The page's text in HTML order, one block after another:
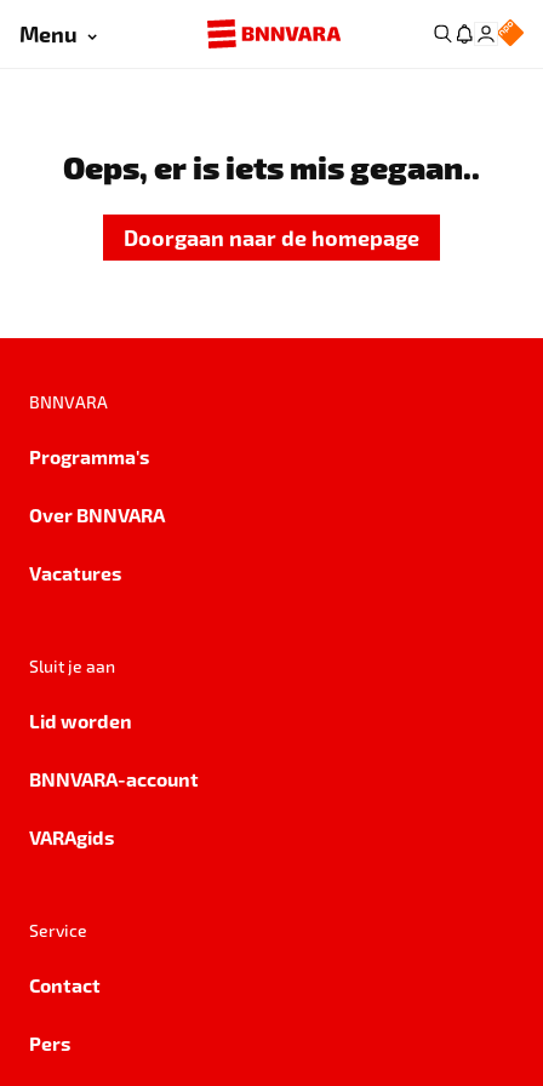
Menu
Oeps, er is iets mis gegaan..
Doorgaan naar de homepage
BNNVARA
Programma's
Over BNNVARA
Vacatures
Sluit je aan
Lid worden
BNNVARA-account
VARAgids
Service
Contact
Pers